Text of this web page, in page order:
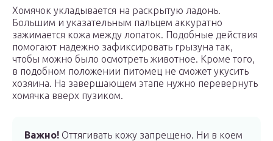
Хомячок укладывается на раскрытую ладонь.
Большим и указательным пальцем аккуратно
зажимается кожа между лопаток. Подобные действия
помогают надежно зафиксировать грызуна так,
чтобы можно было осмотреть животное. Кроме того,
в подобном положении питомец не сможет укусить
хозяина. На завершающем этапе нужно перевернуть
хомячка вверх пузиком.
Важно! Оттягивать кожу запрещено. Ни в коем